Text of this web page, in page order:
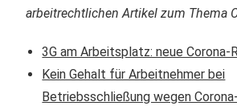
arbeitrechtlichen Artikel zum Thema
3G am Arbeitsplatz: neue Corona-
Kein Gehalt für Arbeitnehmer bei
Betriebsschließung wegen